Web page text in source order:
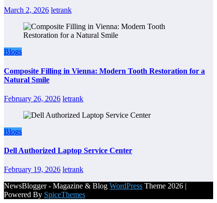
March 2, 2026 letrank
Blogs
Composite Filling in Vienna: Modern Tooth Restoration for a
Natural Smile
February 26, 2026 letrank
Blogs
Dell Authorized Laptop Service Center
February 19, 2026 letrank
NewsBlogger - Magazine & Blog WordPress Theme 2026 |
Powered By SpiceThemes